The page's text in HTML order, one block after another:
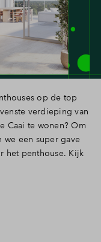
op de top
verdieping van
Caai te wonen? Om
een super gave
het penthouse. Kijk